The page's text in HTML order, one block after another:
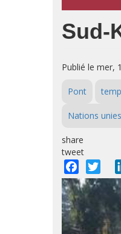
Sud-
Publié le mer,
Pont
Nations unies
share
tweet